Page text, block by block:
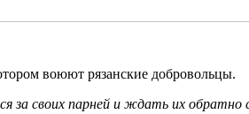
воюют рязанские добровольцы.
за своих парней и ждать их